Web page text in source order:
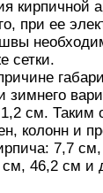
кирпичной
при ее
сетки.
зимнего
см. Таким
колонн и
7,7
46,2 см и